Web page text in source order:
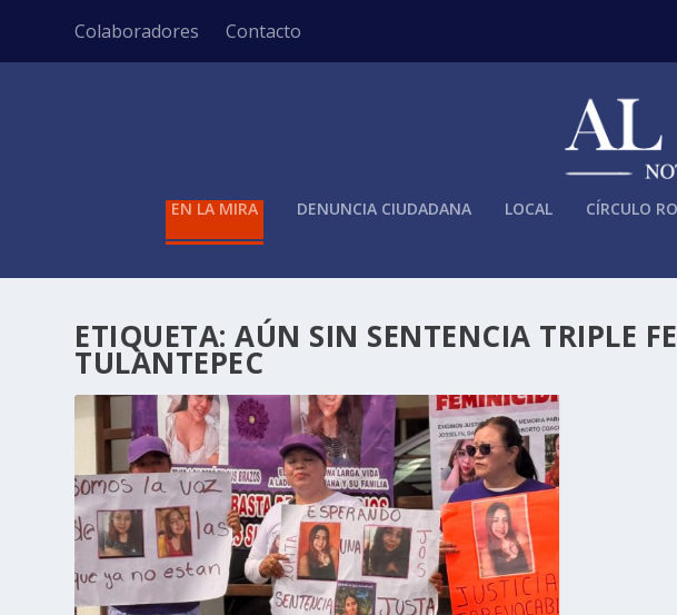
Colaboradores Contacto
EN LA MIRA DENUNCIA CIUDADANA LOCAL CÍRCULO
ETIQUETA:AÚN SIN SENTENCIA TRIPLE
TULANTEPEC